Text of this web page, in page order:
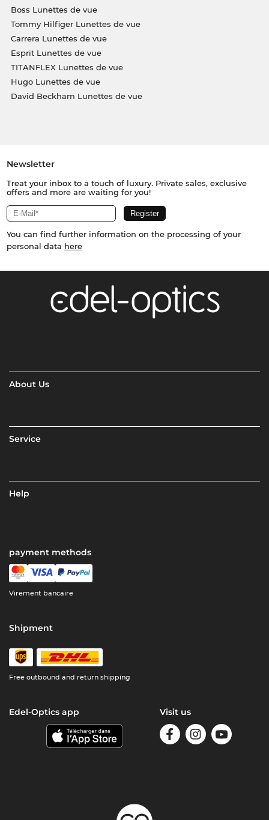
Boss Lunettes de vue
Tommy Hilfiger Lunettes de vue
Carrera Lunettes de vue
Esprit Lunettes de vue
TITANFLEX Lunettes de vue
Hugo Lunettes de vue
David Beckham Lunettes de vue
Newsletter
Treat your inbox to a touch of luxury. Private sales, exclusive
offers and more are waiting for you!
You can find further information on the processing of your
personal data here
About Us
Service
Help
payment methods
Virement bancaire
Shipment
Free outbound and return shipping
Edel-Optics app Visit us